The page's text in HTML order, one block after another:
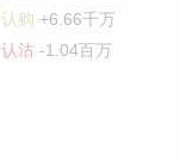
认购 +6.66千万
认沽 -1.04百万